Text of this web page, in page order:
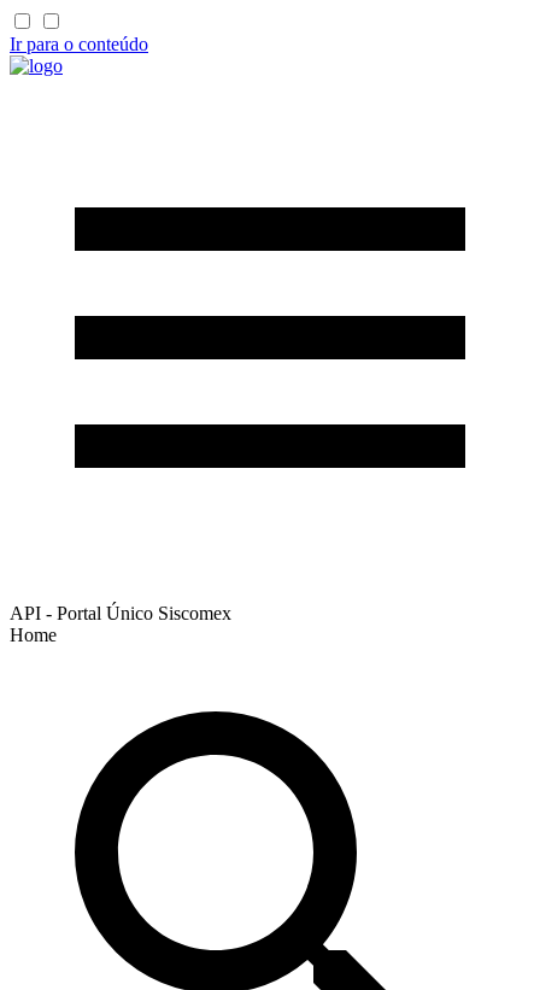
Ir para o conteúdo
API - Portal Único Siscomex
Home